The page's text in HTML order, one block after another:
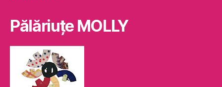
Pălăriuţe MOLLY